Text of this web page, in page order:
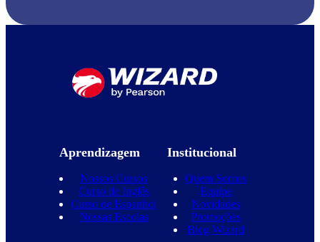
Aprendizagem
Nossos Cursos
Curso de Inglês
Curso de Espanhol
Nossas Escolas
Institucional
Quem Somos
Equipe
Novidades
Promoções
Blog Wizard